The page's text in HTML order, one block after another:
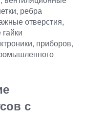
ребра
отверстия,
приборов,
с